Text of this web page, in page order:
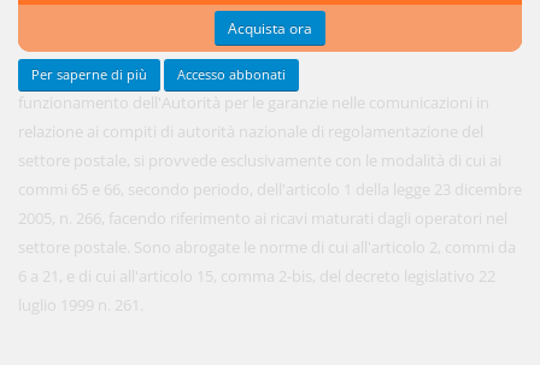
funzionamento dell'Autorità per le garanzie nelle comunicazioni in
relazione ai compiti di autorità nazionale di regolamentazione del
settore postale, si provvede esclusivamente con le modalità di cui ai
commi 65 e 66, secondo periodo, dell'articolo 1 della legge 23 dicembre
2005, n. 266, facendo riferimento ai ricavi maturati dagli operatori nel
settore postale. Sono abrogate le norme di cui all'articolo 2, commi da
6 a 21, e di cui all'articolo 15, comma 2-bis, del decreto legislativo 22
luglio 1999 n. 261.
Acquista ora
Per saperne di più Accesso abbonati